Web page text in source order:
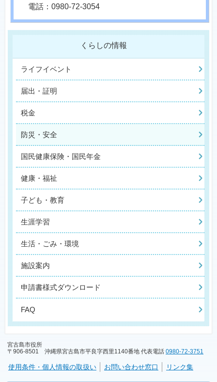
電話：0980-72-3054
くらしの情報
ライフイベント
届出・証明
税金
防災・安全
国民健康保険・国民年金
健康・福祉
子ども・教育
生涯学習
生活・ごみ・環境
施設案内
申請書様式ダウンロード
FAQ
宮古島市役所
〒906-8501 沖縄県宮古島市平良字西里1140番地 代表電話 0980-72-3751
使用条件・個人情報の取扱い お問い合わせ窓口 リンク集